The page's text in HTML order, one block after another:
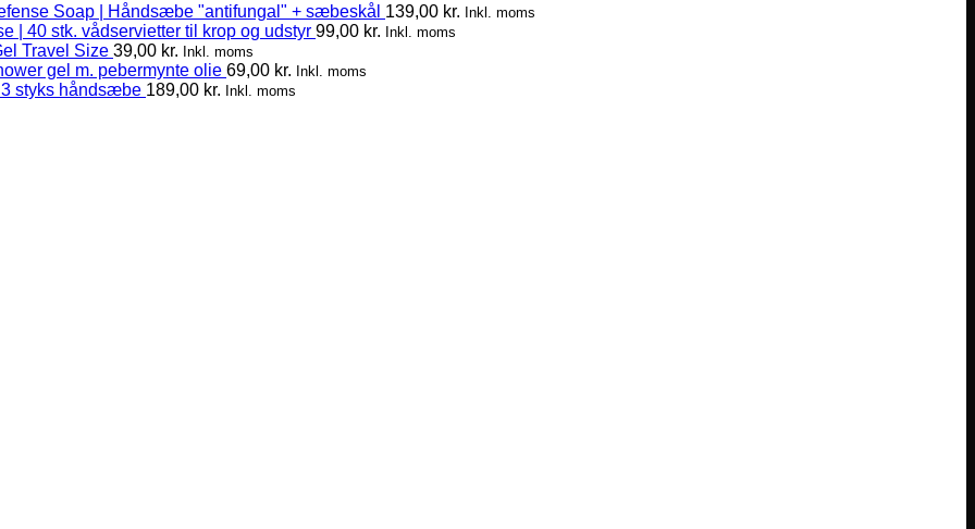
Soap | Håndsæbe "antifungal" + sæbeskål 139,00 kr. Inkl. moms
| 40 stk. vådservietter til krop og udstyr 99,00 kr. Inkl. moms
Travel Size 39,00 kr. Inkl. moms
gel m. pebermynte olie 69,00 kr. Inkl. moms
styks håndsæbe 189,00 kr. Inkl. moms